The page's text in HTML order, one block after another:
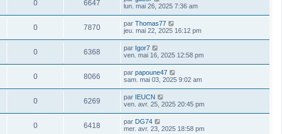
0 6647
lun. mai 26, 2025 7:36 am
0 7870 par Thomas77
jeu. mai 22, 2025 16:12 pm
0 6368 par Igor7
ven. mai 16, 2025 12:58 pm
0 8066 par papoune47
sam. mai 03, 2025 9:02 am
0 6269 par IEUCN
ven. avr. 25, 2025 20:45 pm
0 6418 par DG74
mer. avr. 23, 2025 18:58 pm